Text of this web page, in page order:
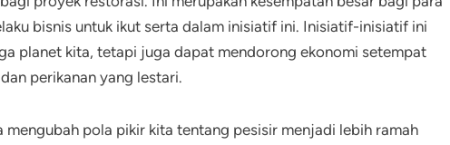
bisnis untuk ikut serta dalam inisiatif ini. Inisiatif-inisiatif ini
planet kita, tetapi juga dapat mendorong ekonomi setempat
perikanan yang lestari.
mengubah pola pikir kita tentang pesisir menjadi lebih ramah